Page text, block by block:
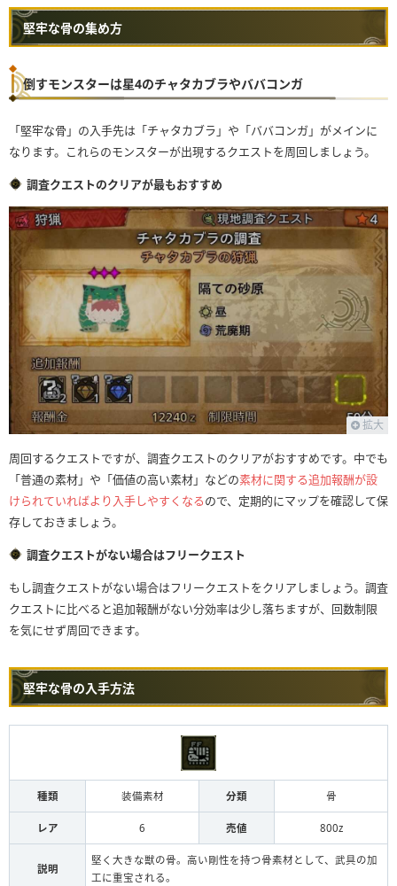
堅牢な骨の集め方
倒すモンスターは星4のチャタカブラやババコンガ
「堅牢な骨」の入手先は「チャタカブラ」や「ババコンガ」がメインに
なります。これらのモンスターが出現するクエストを周回しましょう。
調査クエストのクリアが最もおすすめ
拡大
周回するクエストですが、調査クエストのクリアがおすすめです。中でも
「普通の素材」や「価値の高い素材」などの素材に関する追加報酬が設
けられていればより入手しやすくなるので、定期的にマップを確認して保
存しておきましょう。
調査クエストがない場合はフリークエスト
もし調査クエストがない場合はフリークエストをクリアしましょう。調査
クエストに比べると追加報酬がない分効率は少し落ちますが、回数制限
を気にせず周回できます。
堅牢な骨の入手方法
種類 装備素材 分類 骨
レア 6 売値 800z
説明
堅く大きな獣の骨。高い剛性を持つ骨素材として、武具の加
工に重宝される。